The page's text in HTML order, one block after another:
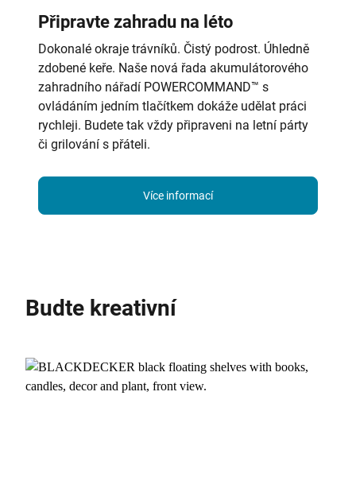
Připravte zahradu na léto
Dokonalé okraje trávníků. Čistý podrost. Úhledně
zdobené keře. Naše nová řada akumulátorového
zahradního nářadí POWERCOMMAND™ s
ovládáním jedním tlačítkem dokáže udělat práci
rychleji. Budete tak vždy připraveni na letní párty
či grilování s přáteli.
Více informací
Budte kreativní